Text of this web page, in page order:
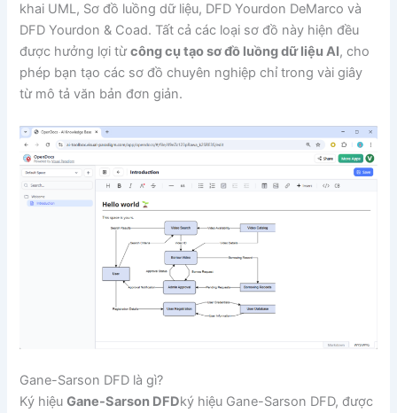
khai UML, Sơ đồ luồng dữ liệu, DFD Yourdon DeMarco và
DFD Yourdon & Coad. Tất cả các loại sơ đồ này hiện đều
được hưởng lợi từcông cụ tạo sơ đồ luồng dữ liệu AI, cho
phép bạn tạo các sơ đồ chuyên nghiệp chỉ trong vài giây
từ mô tả văn bản đơn giản.
Gane-Sarson DFD là gì?
Ký hiệuGane-Sarson DFDký hiệu Gane-Sarson DFD, được